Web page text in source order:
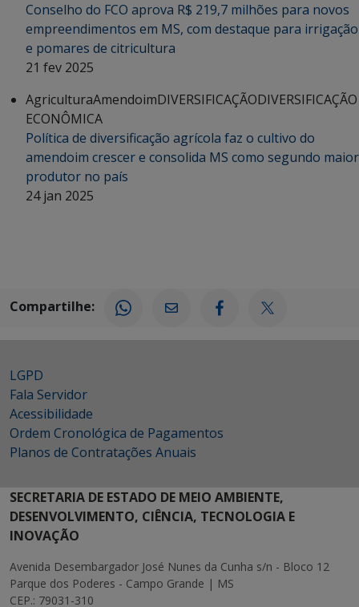
Conselho do FCO aprova R$ 219,7 milhões para novos
empreendimentos em MS, com destaque para irrigação
e pomares de citricultura
21 fev 2025
AgriculturaAmendoimDIVERSIFICAÇÃODIVERSIFICAÇÃO
ECONÔMICA
Política de diversificação agrícola faz o cultivo do
amendoim crescer e consolida MS como segundo maior
produtor no país
24 jan 2025
Compartilhe:
LGPD
Fala Servidor
Acessibilidade
Ordem Cronológica de Pagamentos
Planos de Contratações Anuais
SECRETARIA DE ESTADO DE MEIO AMBIENTE,
DESENVOLVIMENTO, CIÊNCIA, TECNOLOGIA E
INOVAÇÃO
Avenida Desembargador José Nunes da Cunha s/n - Bloco 12
Parque dos Poderes - Campo Grande | MS
CEP.: 79031-310